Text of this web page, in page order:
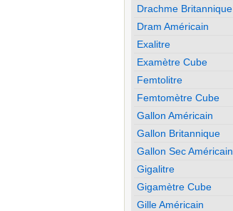
Drachme Britannique
Dram Américain
Exalitre
Examètre Cube
Femtolitre
Femtomètre Cube
Gallon Américain
Gallon Britannique
Gallon Sec Américain
Gigalitre
Gigamètre Cube
Gille Américain